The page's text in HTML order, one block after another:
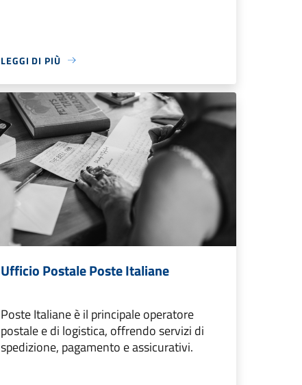
LEGGI DI PIÙ
Ufficio Postale Poste Italiane
Poste Italiane è il principale operatore
postale e di logistica, offrendo servizi di
spedizione, pagamento e assicurativi.